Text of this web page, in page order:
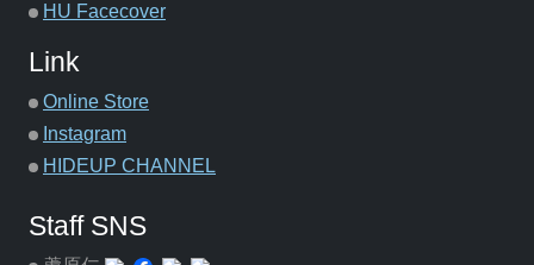
HU Facecover
Link
Online Store
Instagram
HIDEUP CHANNEL
Staff SNS